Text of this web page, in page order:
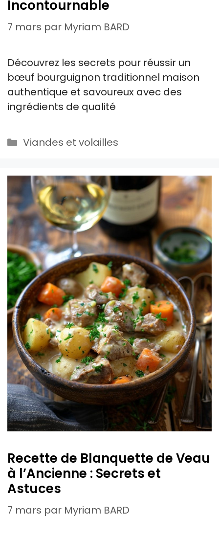
Incontournable
7 mars par Myriam BARD
Découvrez les secrets pour réussir un
bœuf bourguignon traditionnel maison
authentique et savoureux avec des
ingrédients de qualité
Catégories
Viandes et volailles
Recette de Blanquette de Veau
à l’Ancienne : Secrets et
Astuces
7 mars par Myriam BARD